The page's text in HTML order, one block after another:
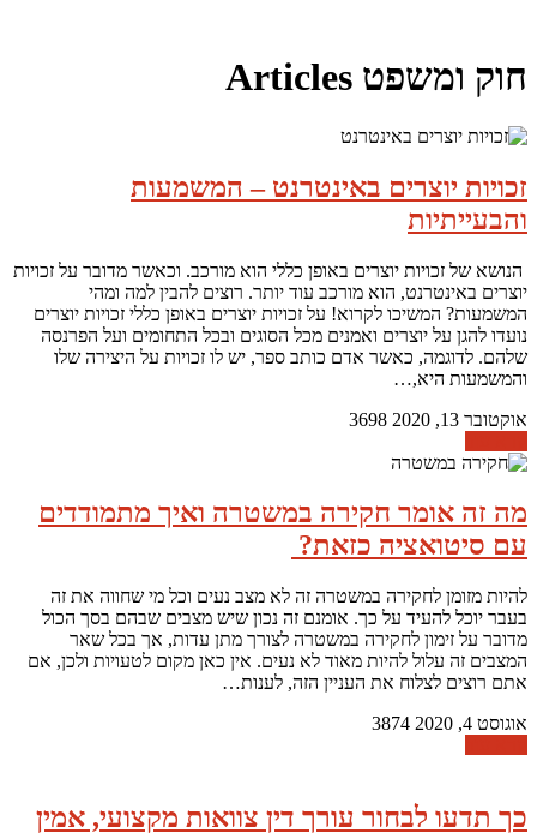
חוק ומשפט Articles
זכויות יוצרים באינטרנט – המשמעות
והבעייתיות
הנושא של זכויות יוצרים באופן כללי הוא מורכב. וכאשר מדובר על זכויות
יוצרים באינטרנט, הוא מורכב עוד יותר. רוצים להבין למה ומהי
המשמעות? המשיכו לקרוא! על זכויות יוצרים באופן כללי זכויות יוצרים
נועדו להגן על יוצרים ואמנים מכל הסוגים ובכל התחומים ועל הפרנסה
שלהם. לדוגמה, כאשר אדם כותב ספר, יש לו זכויות על היצירה שלו
והמשמעות היא,…
אוקטובר 13, 2020
מה זה אומר חקירה במשטרה ואיך מתמודדים
עם סיטואציה כזאת?
להיות מזומן לחקירה במשטרה זה לא מצב נעים וכל מי שחווה את זה
בעבר יוכל להעיד על כך. אומנם זה נכון שיש מצבים שבהם בסך הכול
מדובר על זימון לחקירה במשטרה לצורך מתן עדות, אך בכל שאר
המצבים זה עלול להיות מאוד לא נעים. אין כאן מקום לטעויות ולכן, אם
אתם רוצים לצלוח את העניין הזה, לענות…
אוגוסט 4, 2020
כך תדעו לבחור עורך דין צוואות מקצועי, אמין